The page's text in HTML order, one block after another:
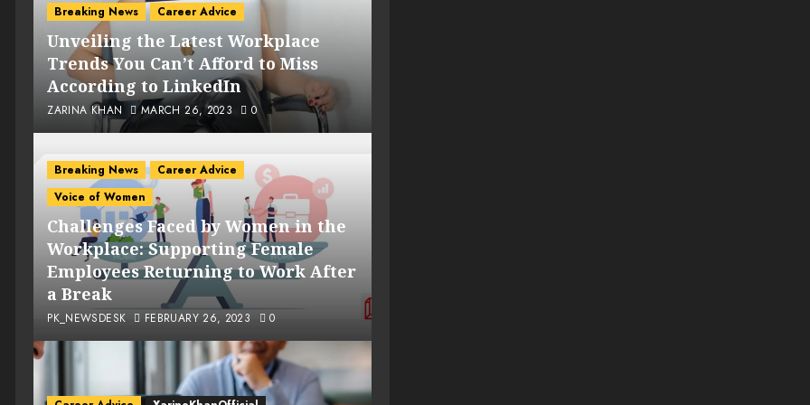
Breaking News Career Advice
Unveiling the Latest Workplace
Trends You Can’t Afford to Miss
According to LinkedIn
ZARINA KHAN MARCH 26, 2023 0
Breaking News
Career Advice
Voice of Women
Challenges Faced by Women in the
Workplace: Supporting Female
Employees Returning to Work After
a Break
PK_NEWSDESK FEBRUARY 26, 2023 0